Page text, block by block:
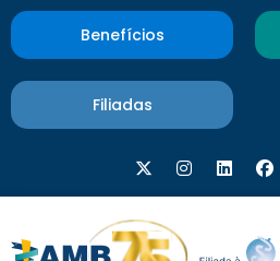
Benefícios
Filiadas